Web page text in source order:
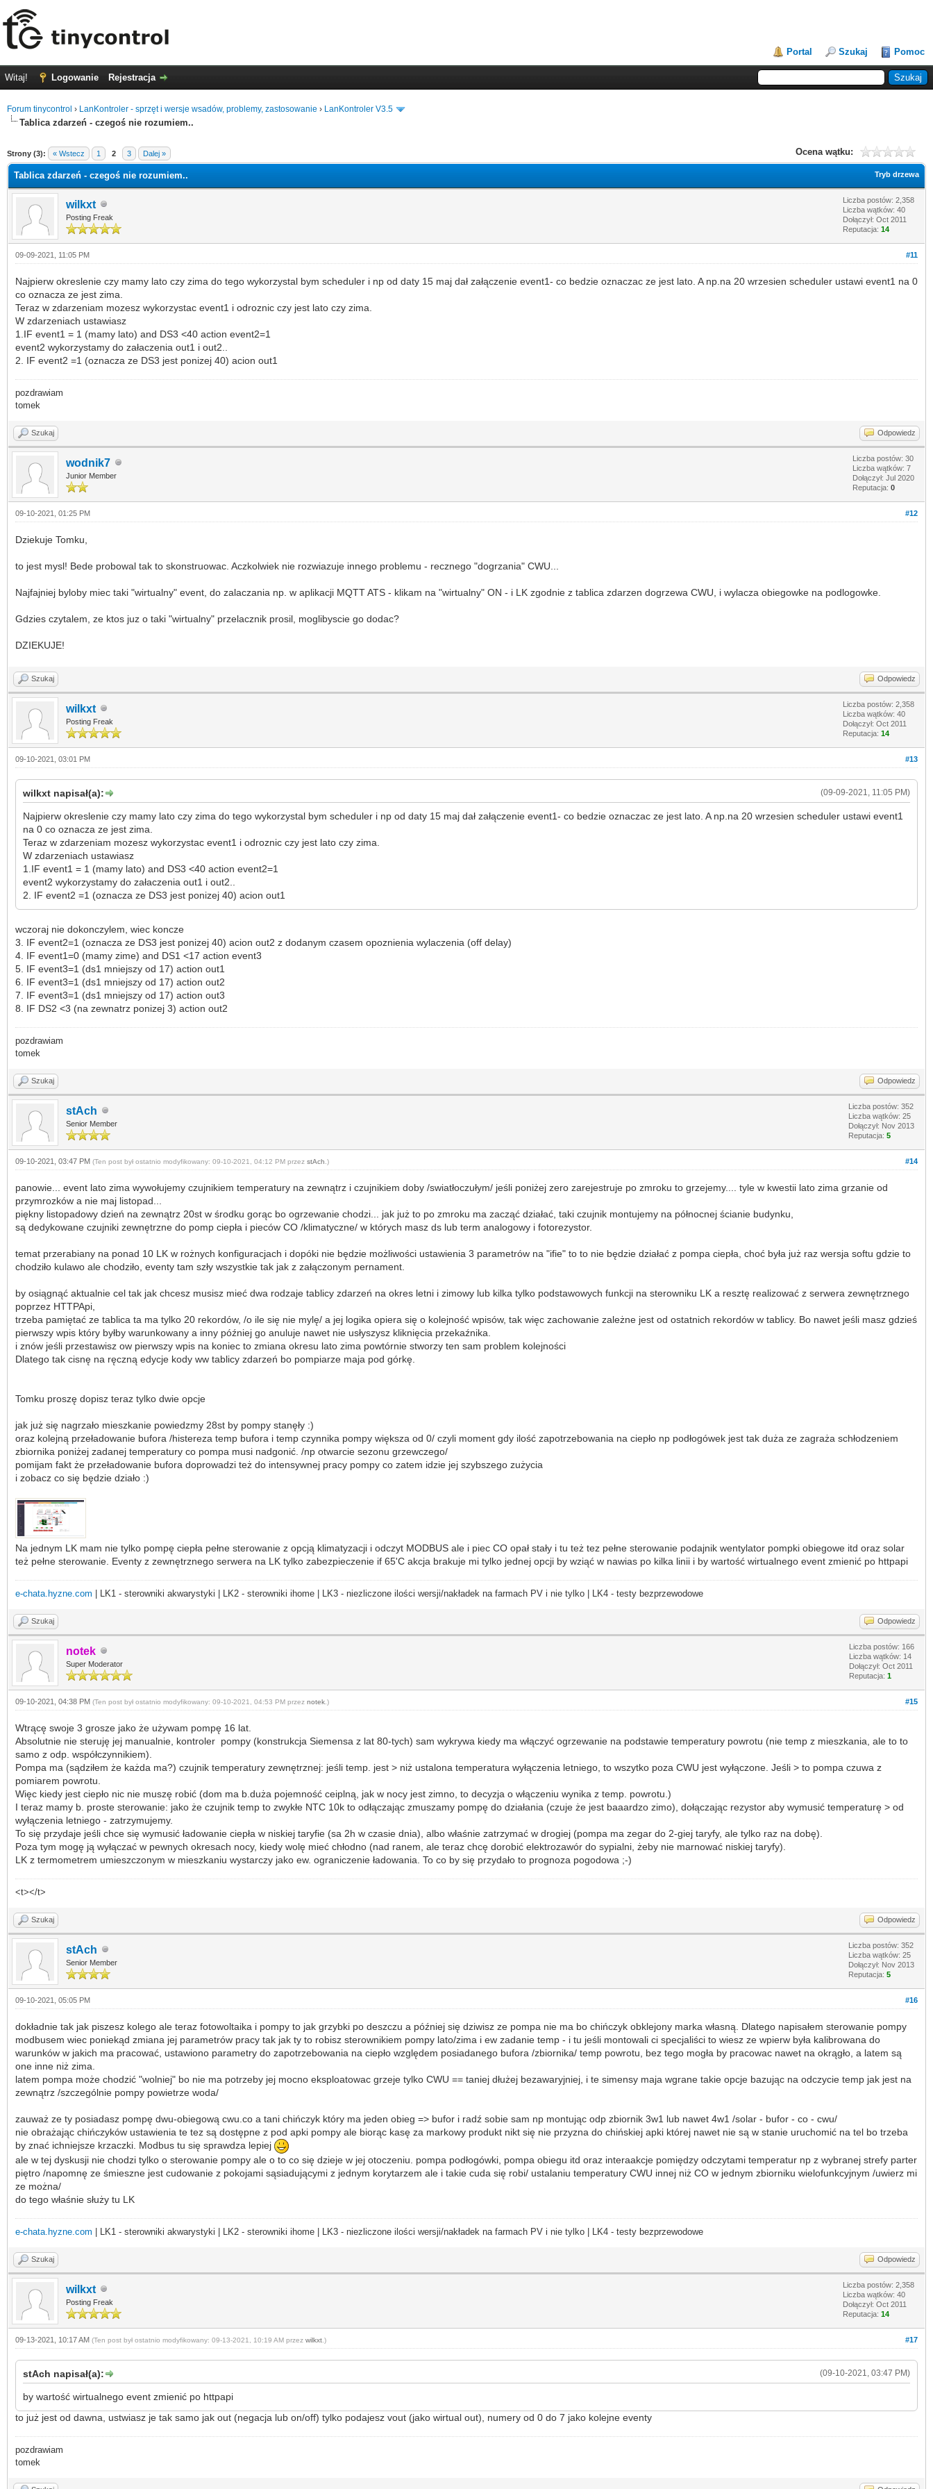
Portal Szukaj Pomoc
Witaj! Logowanie Rejestracja
Forum tinycontrol › LanKontroler - sprzęt i wersje wsadów, problemy, zastosowanie › LanKontroler V3.5
Tablica zdarzeń - czegoś nie rozumiem..
Strony (3): « Wstecz 1 2 3 Dalej » Ocena wątku:
0 głosów - średnia: 0
12345
Tryb drzewa
Tablica zdarzeń - czegoś nie rozumiem..
wilkxt
Posting Freak
Liczba postów: 2,358
Liczba wątków: 40
Dołączył: Oct 2011
Reputacja: 14
#11
09-09-2021, 11:05 PM
Najpierw okreslenie czy mamy lato czy zima do tego wykorzystal bym scheduler i np od daty 15 maj dał załączenie event1- co bedzie oznaczac ze jest lato. A np.na 20 wrzesien scheduler ustawi event1 na 0
co oznacza ze jest zima.
Teraz w zdarzeniam mozesz wykorzystac event1 i odroznic czy jest lato czy zima.
W zdarzeniach ustawiasz
1.IF event1 = 1 (mamy lato) and DS3 <40 action event2=1
event2 wykorzystamy do załaczenia out1 i out2..
2. IF event2 =1 (oznacza ze DS3 jest ponizej 40) acion out1
pozdrawiam
tomek
Szukaj Odpowiedz
wodnik7
Junior Member
Liczba postów: 30
Liczba wątków: 7
Dołączył: Jul 2020
Reputacja: 0
#12
09-10-2021, 01:25 PM
Dziekuje Tomku,
to jest mysl! Bede probowal tak to skonstruowac. Aczkolwiek nie rozwiazuje innego problemu - recznego "dogrzania" CWU...
Najfajniej byloby miec taki "wirtualny" event, do zalaczania np. w aplikacji MQTT ATS - klikam na "wirtualny" ON - i LK zgodnie z tablica zdarzen dogrzewa CWU, i wylacza obiegowke na podlogowke.
Gdzies czytalem, ze ktos juz o taki "wirtualny" przelacznik prosil, moglibyscie go dodac?
DZIEKUJE!
Szukaj Odpowiedz
wilkxt
Posting Freak
Liczba postów: 2,358
Liczba wątków: 40
Dołączył: Oct 2011
Reputacja: 14
#13
09-10-2021, 03:01 PM
(09-09-2021, 11:05 PM)
wilkxt napisał(a):
Najpierw okreslenie czy mamy lato czy zima do tego wykorzystal bym scheduler i np od daty 15 maj dał załączenie event1- co bedzie oznaczac ze jest lato. A np.na 20 wrzesien scheduler ustawi event1
na 0 co oznacza ze jest zima.
Teraz w zdarzeniam mozesz wykorzystac event1 i odroznic czy jest lato czy zima.
W zdarzeniach ustawiasz
1.IF event1 = 1 (mamy lato) and DS3 <40 action event2=1
event2 wykorzystamy do załaczenia out1 i out2..
2. IF event2 =1 (oznacza ze DS3 jest ponizej 40) acion out1
wczoraj nie dokonczylem, wiec koncze
3. IF event2=1 (oznacza ze DS3 jest ponizej 40) acion out2 z dodanym czasem opoznienia wylaczenia (off delay)
4. IF event1=0 (mamy zime) and DS1 <17 action event3
5. IF event3=1 (ds1 mniejszy od 17) action out1
6. IF event3=1 (ds1 mniejszy od 17) action out2
7. IF event3=1 (ds1 mniejszy od 17) action out3
8. IF DS2 <3 (na zewnatrz ponizej 3) action out2
pozdrawiam
tomek
Szukaj Odpowiedz
stAch
Senior Member
Liczba postów: 352
Liczba wątków: 25
Dołączył: Nov 2013
Reputacja: 5
#14
09-10-2021, 03:47 PM (Ten post był ostatnio modyfikowany: 09-10-2021, 04:12 PM przez stAch .)
panowie... event lato zima wywołujemy czujnikiem temperatury na zewnątrz i czujnikiem doby /swiatłoczułym/ jeśli poniżej zero zarejestruje po zmroku to grzejemy.... tyle w kwestii lato zima grzanie od
przymrozków a nie maj listopad...
piękny listopadowy dzień na zewnątrz 20st w środku gorąc bo ogrzewanie chodzi... jak już to po zmroku ma zacząć działać, taki czujnik montujemy na północnej ścianie budynku,
są dedykowane czujniki zewnętrzne do pomp ciepła i pieców CO /klimatyczne/ w których masz ds lub term analogowy i fotorezystor.
temat przerabiany na ponad 10 LK w rożnych konfiguracjach i dopóki nie będzie możliwości ustawienia 3 parametrów na "ifie" to to nie będzie działać z pompa ciepła, choć była już raz wersja softu gdzie to
chodziło kulawo ale chodziło, eventy tam szły wszystkie tak jak z załączonym pernament.
by osiągnąć aktualnie cel tak jak chcesz musisz mieć dwa rodzaje tablicy zdarzeń na okres letni i zimowy lub kilka tylko podstawowych funkcji na sterowniku LK a resztę realizować z serwera zewnętrznego
poprzez HTTPApi,
trzeba pamiętać ze tablica ta ma tylko 20 rekordów, /o ile się nie mylę/ a jej logika opiera się o kolejność wpisów, tak więc zachowanie zależne jest od ostatnich rekordów w tablicy. Bo nawet jeśli masz gdzieś
pierwszy wpis który byłby warunkowany a inny później go anuluje nawet nie usłyszysz kliknięcia przekaźnika.
i znów jeśli przestawisz ow pierwszy wpis na koniec to zmiana okresu lato zima powtórnie stworzy ten sam problem kolejności
Dlatego tak cisnę na ręczną edycje kody ww tablicy zdarzeń bo pompiarze maja pod górkę.
Tomku proszę dopisz teraz tylko dwie opcje
jak już się nagrzało mieszkanie powiedzmy 28st by pompy stanęły :)
oraz kolejną przeładowanie bufora /histereza temp bufora i temp czynnika pompy większa od 0/ czyli moment gdy ilość zapotrzebowania na ciepło np podłogówek jest tak duża ze zagraża schłodzeniem
zbiornika poniżej zadanej temperatury co pompa musi nadgonić. /np otwarcie sezonu grzewczego/
pomijam fakt że przeładowanie bufora doprowadzi też do intensywnej pracy pompy co zatem idzie jej szybszego zużycia
i zobacz co się będzie działo :)
Na jednym LK mam nie tylko pompę ciepła pełne sterowanie z opcją klimatyzacji i odczyt MODBUS ale i piec CO opał stały i tu też tez pełne sterowanie podajnik wentylator pompki obiegowe itd oraz solar
też pełne sterowanie. Eventy z zewnętrznego serwera na LK tylko zabezpieczenie if 65'C akcja brakuje mi tylko jednej opcji by wziąć w nawias po kilka linii i by wartość wirtualnego event zmienić po httpapi
e-chata.hyzne.com | LK1 - sterowniki akwarystyki | LK2 - sterowniki ihome | LK3 - niezliczone ilości wersji/nakładek na farmach PV i nie tylko | LK4 - testy bezprzewodowe
Szukaj Odpowiedz
notek
Super Moderator
Liczba postów: 166
Liczba wątków: 14
Dołączył: Oct 2011
Reputacja: 1
#15
09-10-2021, 04:38 PM (Ten post był ostatnio modyfikowany: 09-10-2021, 04:53 PM przez notek .)
Wtrącę swoje 3 grosze jako że używam pompę 16 lat.
Absolutnie nie steruję jej manualnie, kontroler pompy (konstrukcja Siemensa z lat 80-tych) sam wykrywa kiedy ma włączyć ogrzewanie na podstawie temperatury powrotu (nie temp z mieszkania, ale to to
samo z odp. współczynnikiem).
Pompa ma (sądziłem że każda ma?) czujnik temperatury zewnętrznej: jeśli temp. jest > niż ustalona temperatura wyłączenia letniego, to wszytko poza CWU jest wyłączone. Jeśli > to pompa czuwa z
pomiarem powrotu.
Więc kiedy jest ciepło nic nie muszę robić (dom ma b.duża pojemność ceiplną, jak w nocy jest zimno, to decyzja o włączeniu wynika z temp. powrotu.)
I teraz mamy b. proste sterowanie: jako że czujnik temp to zwykłe NTC 10k to odłączając zmuszamy pompę do działania (czuje że jest baaardzo zimo), dołączając rezystor aby wymusić temperaturę > od
wyłączenia letniego - zatrzymujemy.
To się przydaje jeśli chce się wymusić ładowanie ciepła w niskiej taryfie (sa 2h w czasie dnia), albo właśnie zatrzymać w drogiej (pompa ma zegar do 2-giej taryfy, ale tylko raz na dobę).
Poza tym mogę ją wyłączać w pewnych okresach nocy, kiedy wolę mieć chłodno (nad ranem, ale teraz chcę dorobić elektrozawór do sypialni, żeby nie marnować niskiej taryfy).
LK z termometrem umieszczonym w mieszkaniu wystarczy jako ew. ograniczenie ładowania. To co by się przydało to prognoza pogodowa ;-)
<t></t>
Szukaj Odpowiedz
stAch
Senior Member
Liczba postów: 352
Liczba wątków: 25
Dołączył: Nov 2013
Reputacja: 5
#16
09-10-2021, 05:05 PM
dokładnie tak jak piszesz kolego ale teraz fotowoltaika i pompy to jak grzybki po deszczu a później się dziwisz ze pompa nie ma bo chińczyk obklejony marka własną. Dlatego napisałem sterowanie pompy
modbusem wiec poniekąd zmiana jej parametrów pracy tak jak ty to robisz sterownikiem pompy lato/zima i ew zadanie temp - i tu jeśli montowali ci specjaliści to wiesz ze wpierw była kalibrowana do
warunków w jakich ma pracować, ustawiono parametry do zapotrzebowania na ciepło względem posiadanego bufora /zbiornika/ temp powrotu, bez tego mogła by pracowac nawet na okrągło, a latem są
one inne niż zima.
latem pompa może chodzić "wolniej" bo nie ma potrzeby jej mocno eksploatowac grzeje tylko CWU == taniej dłużej bezawaryjniej, i te simensy maja wgrane takie opcje bazując na odczycie temp jak jest na
zewnątrz /szczególnie pompy powietrze woda/
zauważ ze ty posiadasz pompę dwu-obiegową cwu.co a tani chińczyk który ma jeden obieg => bufor i radź sobie sam np montując odp zbiornik 3w1 lub nawet 4w1 /solar - bufor - co - cwu/
nie obrażając chińczyków ustawienia te tez są dostępne z pod apki pompy ale biorąc kasę za markowy produkt nikt się nie przyzna do chińskiej apki której nawet nie są w stanie uruchomić na tel bo trzeba
by znać ichniejsze krzaczki. Modbus tu się sprawdza lepiej
ale w tej dyskusji nie chodzi tylko o sterowanie pompy ale o to co się dzieje w jej otoczeniu. pompa podłogówki, pompa obiegu itd oraz interaakcje pomiędzy odczytami temperatur np z wybranej strefy parter
piętro /napomnę ze śmieszne jest cudowanie z pokojami sąsiadującymi z jednym korytarzem ale i takie cuda się robi/ ustalaniu temperatury CWU innej niż CO w jednym zbiorniku wielofunkcyjnym /uwierz mi
ze można/
do tego właśnie służy tu LK
e-chata.hyzne.com | LK1 - sterowniki akwarystyki | LK2 - sterowniki ihome | LK3 - niezliczone ilości wersji/nakładek na farmach PV i nie tylko | LK4 - testy bezprzewodowe
Szukaj Odpowiedz
wilkxt
Posting Freak
Liczba postów: 2,358
Liczba wątków: 40
Dołączył: Oct 2011
Reputacja: 14
#17
09-13-2021, 10:17 AM (Ten post był ostatnio modyfikowany: 09-13-2021, 10:19 AM przez wilkxt .)
(09-10-2021, 03:47 PM)
stAch napisał(a):
by wartość wirtualnego event zmienić po httpapi
to już jest od dawna, ustwiasz je tak samo jak out (negacja lub on/off) tylko podajesz vout (jako wirtual out), numery od 0 do 7 jako kolejne eventy
pozdrawiam
tomek